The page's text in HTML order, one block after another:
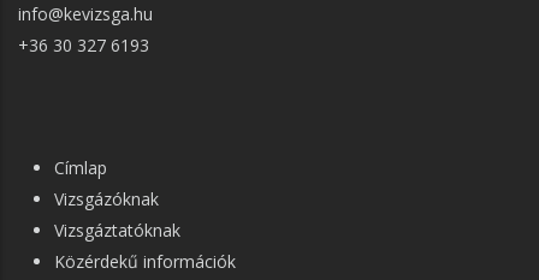
info@kevizsga.hu
+36 30 327 6193
FŐ
NAVIGÁCIÓ
Címlap
Vizsgázóknak
Vizsgáztatóknak
Közérdekű információk